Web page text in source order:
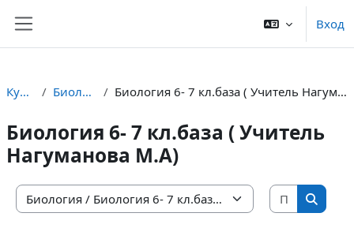
Вход
Курсы Биология Биология 6- 7 кл.база ( Учитель Нагуманова М.А)
Биология 6- 7 кл.база ( Учитель
Нагуманова М.А)
Категории курсов
Поиск
Поиск